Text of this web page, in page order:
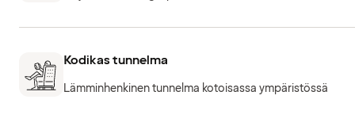
Kodikas tunnelma
Lämminhenkinen tunnelma kotoisassa ympäristössä